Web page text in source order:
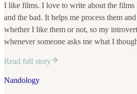
I like films. I love to write about the films
and the bad. It helps me process them
whether I like them or not, so my
whenever someone asks me what I
Read full story
Nandology